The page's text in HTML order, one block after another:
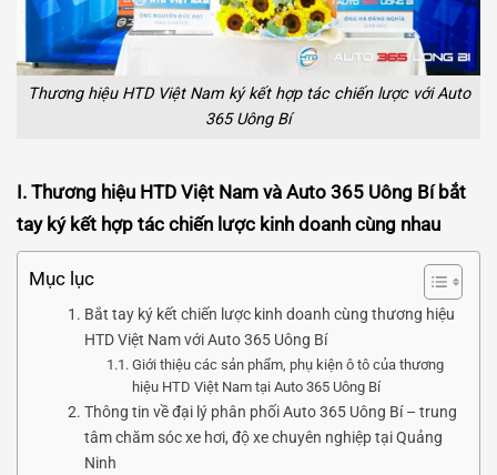
Thương hiệu HTD Việt Nam ký kết hợp tác chiến lược với Auto
365 Uông Bí
I. Thương hiệu HTD Việt Nam và Auto 365 Uông Bí bắt
tay ký kết hợp tác chiến lược kinh doanh cùng nhau
Mục lục
Bắt tay ký kết chiến lược kinh doanh cùng thương hiệu
HTD Việt Nam với Auto 365 Uông Bí
Giới thiệu các sản phẩm, phụ kiện ô tô của thương
hiệu HTD Việt Nam tại Auto 365 Uông Bí
Thông tin về đại lý phân phối Auto 365 Uông Bí – trung
tâm chăm sóc xe hơi, độ xe chuyên nghiệp tại Quảng
Ninh